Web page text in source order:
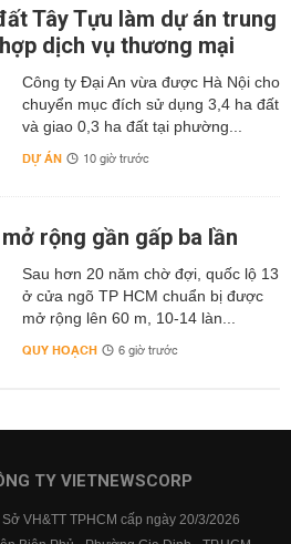
Tây Tựu làm dự án trung
dịch vụ thương mại
Công ty Đại An vừa được Hà Nội cho
chuyển mục đích sử dụng 3,4 ha đất
và giao 0,3 ha đất tại phường...
DỰ ÁN 10 giờ trước
rộng gần gấp ba lần
Sau hơn 20 năm chờ đợi, quốc lộ 13
ở cửa ngõ TP HCM chuẩn bị được
mở rộng lên 60 m, 10-14 làn...
QUY HOẠCH 6 giờ trước
TY VIETNEWSCORP
VH&TT TPHCM cấp ngày 20/3/2026